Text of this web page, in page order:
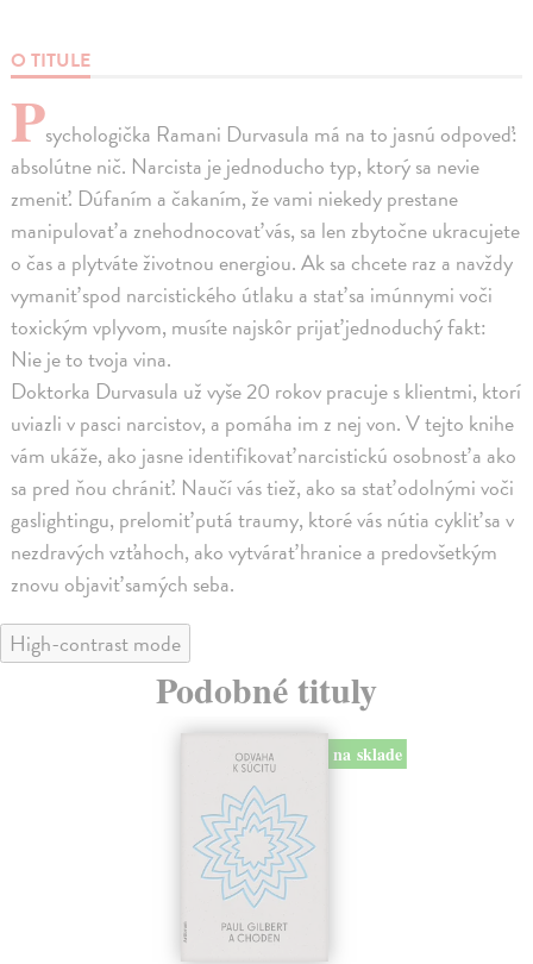
O TITULE
Psychologička Ramani Durvasula má na to jasnú odpoveď:
absolútne nič. Narcista je jednoducho typ, ktorý sa nevie
zmeniť. Dúfaním a čakaním, že vami niekedy prestane
manipulovať a znehodnocovať vás, sa len zbytočne ukracujete
o čas a plytváte životnou energiou. Ak sa chcete raz a navždy
vymaniť spod narcistického útlaku a stať sa imúnnymi voči
toxickým vplyvom, musíte najskôr prijať jednoduchý fakt:
Nie je to tvoja vina.
Doktorka Durvasula už vyše 20 rokov pracuje s klientmi, ktorí
uviazli v pasci narcistov, a pomáha im z nej von. V tejto knihe
vám ukáže, ako jasne identifikovať narcistickú osobnosť a ako
sa pred ňou chrániť. Naučí vás tiež, ako sa stať odolnými voči
gaslightingu, prelomiť putá traumy, ktoré vás nútia cykliť sa v
nezdravých vzťahoch, ako vytvárať hranice a predovšetkým
znovu objaviť samých seba.
High-contrast mode
Podobné tituly
na sklade